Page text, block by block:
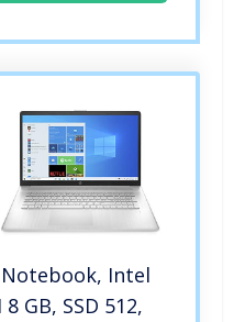
Notebook, Intel
GB, SSD 512,